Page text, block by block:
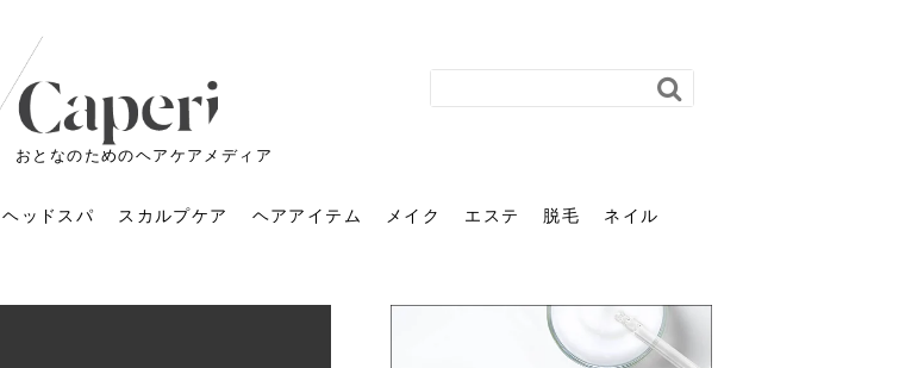
おとなのためのヘアケアメディア
ヘッドスパ スカルプケア ヘアアイテム メイク エステ 脱毛 ネイル